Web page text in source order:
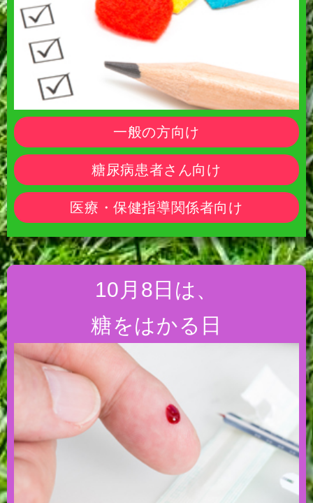
一般の方向け
糖尿病患者さん向け
医療・保健指導関係者向け
10月8日は、
糖をはかる日